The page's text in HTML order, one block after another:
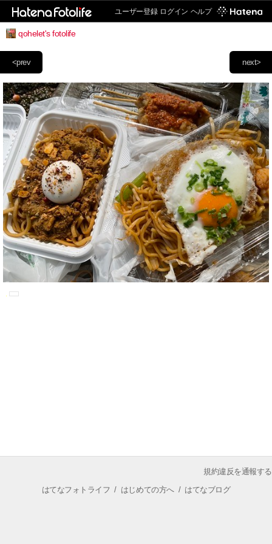
ユーザー登録 ログイン ヘルプ
qohelet's fotolife
next>
<prev
規約違反を通報する
はてなフォトライフ / はじめての方へ/ はてなブログ